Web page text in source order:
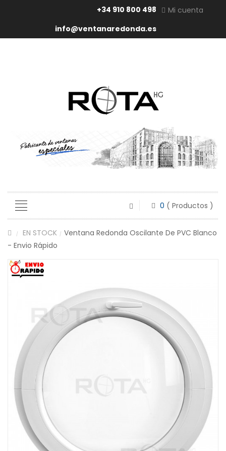
Mi cuenta
+34 910 800 498
info@ventanaredonda.es
0 ( Productos )
/ EN STOCK / Ventana Redonda Oscilante De PVC Blanco
- Envio Rápido